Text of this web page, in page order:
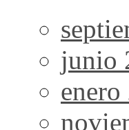
junio
enero